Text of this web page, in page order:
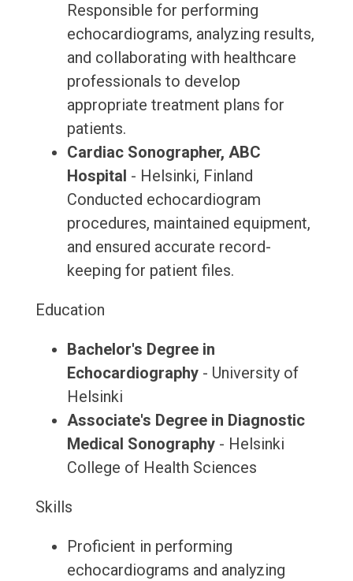
Responsible for performing
echocardiograms, analyzing results,
and collaborating with healthcare
professionals to develop
appropriate treatment plans for
patients.
Cardiac Sonographer, ABC
Hospital - Helsinki, Finland
Conducted echocardiogram
procedures, maintained equipment,
and ensured accurate record-
keeping for patient files.
Education
Bachelor's Degree in
Echocardiography- University of
Helsinki
Associate's Degree in Diagnostic
Medical Sonography- Helsinki
College of Health Sciences
Skills
Proficient in performing
echocardiograms and analyzing